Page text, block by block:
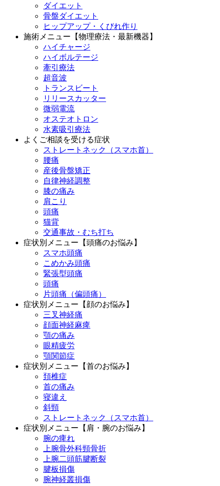
ダイエット
骨盤ダイエット
ヒップアップ・くびれ作り
施術メニュー【物理療法・最新機器】
ハイチャージ
ハイボルテージ
牽引療法
超音波
トランスビート
リリースカッター
微弱電流
オステオトロン
水素吸引療法
よくご相談を受ける症状
ストレートネック（スマホ首）
腰痛
産後骨盤矯正
自律神経調整
膝の痛み
肩こり
頭痛
猫背
交通事故・むち打ち
症状別メニュー【頭痛のお悩み】
スマホ頭痛
こめかみ頭痛
緊張型頭痛
頭痛
片頭痛（偏頭痛）
症状別メニュー【顔のお悩み】
三叉神経痛
顔面神経麻痺
顎の痛み
眼精疲労
顎関節症
症状別メニュー【首のお悩み】
頚椎症
首の痛み
寝違え
斜頸
ストレートネック（スマホ首）
症状別メニュー【肩・腕のお悩み】
腕の痺れ
上腕骨外科頸骨折
上腕二頭筋腱断裂
腱板損傷
腕神経叢損傷